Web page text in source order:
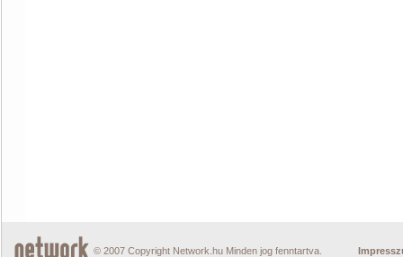
© 2007 Copyright Network.hu Minden jog fenntartva.